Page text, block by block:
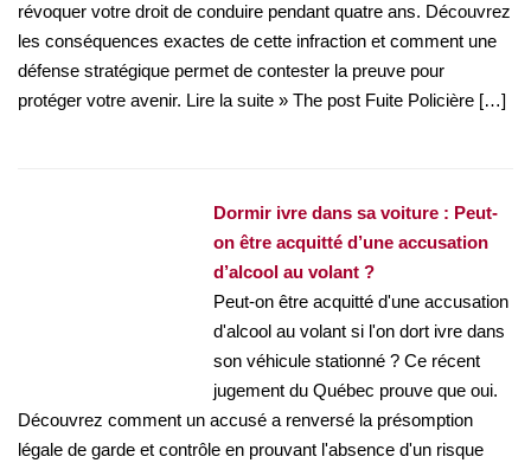
révoquer votre droit de conduire pendant quatre ans. Découvrez
les conséquences exactes de cette infraction et comment une
défense stratégique permet de contester la preuve pour
protéger votre avenir. Lire la suite » The post Fuite Policière […]
Dormir ivre dans sa voiture : Peut-
on être acquitté d’une accusation
d’alcool au volant ?
Peut-on être acquitté d'une accusation
d'alcool au volant si l'on dort ivre dans
son véhicule stationné ? Ce récent
jugement du Québec prouve que oui.
Découvrez comment un accusé a renversé la présomption
légale de garde et contrôle en prouvant l'absence d'un risque